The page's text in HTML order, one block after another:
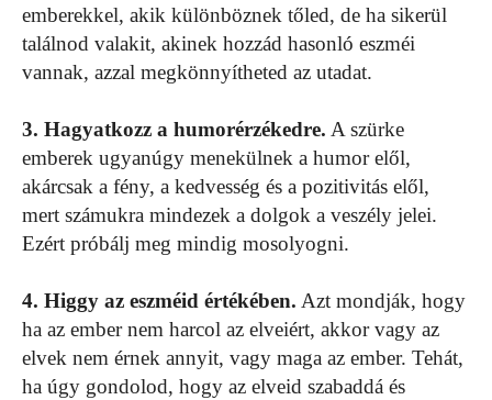
emberekkel, akik különböznek tőled, de ha sikerül
találnod valakit, akinek hozzád hasonló eszméi
vannak, azzal megkönnyítheted az utadat.
3. Hagyatkozz a humorérzékedre. A szürke
emberek ugyanúgy menekülnek a humor elől,
akárcsak a fény, a kedvesség és a pozitivitás elől,
mert számukra mindezek a dolgok a veszély jelei.
Ezért próbálj meg mindig mosolyogni.
4. Higgy az eszméid értékében. Azt mondják, hogy
ha az ember nem harcol az elveiért, akkor vagy az
elvek nem érnek annyit, vagy maga az ember. Tehát,
ha úgy gondolod, hogy az elveid szabaddá és